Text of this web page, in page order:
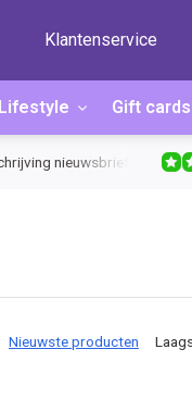
Klantenservice
Lifestyle Gift cards
nieuwsbrief
Nieuwste producten